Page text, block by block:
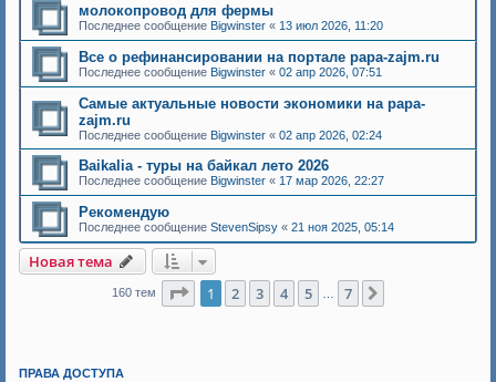
молокопровод для фермы
Последнее сообщение Bigwinster « 13 июл 2026, 11:20
Все о рефинансировании на портале papa-zajm.ru
Последнее сообщение Bigwinster « 02 апр 2026, 07:51
Самые актуальные новости экономики на papa-
zajm.ru
Последнее сообщение Bigwinster « 02 апр 2026, 02:24
Baikalia - туры на байкал лето 2026
Последнее сообщение Bigwinster « 17 мар 2026, 22:27
Рекомендую
Последнее сообщение StevenSipsy « 21 ноя 2025, 05:14
Новая тема
160 тем Страница из
1 2 3 4 5 7
ПРАВА ДОСТУПА